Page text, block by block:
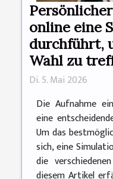
online eine
durchführt,
Wahl zu
Di. 5. Mai 2026
Die Aufnahme
eine
Um das
sich, eine
die
diesem Artikel